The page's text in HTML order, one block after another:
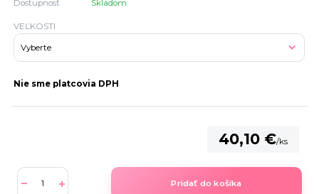
Dostupnosť Skladom
VEĽKOSTI
Nie sme platcovia DPH
40,10 €/ks
Pridať do košíka